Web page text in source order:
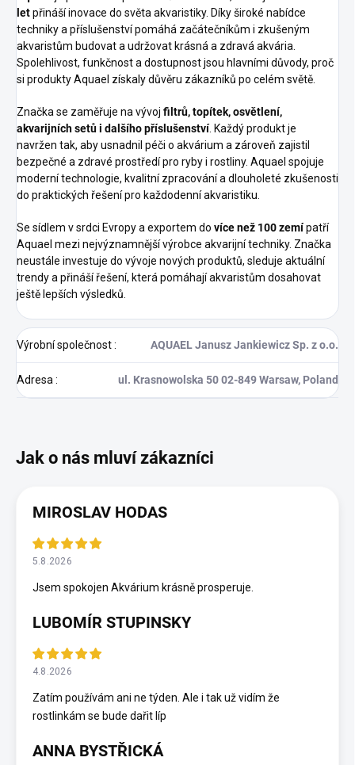
letpřináší inovace do světa akvaristiky. Díky široké nabídce
techniky a příslušenství pomáhá začátečníkům i zkušeným
akvaristům budovat a udržovat krásná a zdravá akvária.
Spolehlivost, funkčnost a dostupnost jsou hlavními důvody, proč
si produkty Aquael získaly důvěru zákazníků po celém světě.
Značka se zaměřuje na vývoj filtrů, topítek, osvětlení,
akvarijních setů i dalšího příslušenství. Každý produkt je
navržen tak, aby usnadnil péči o akvárium a zároveň zajistil
bezpečné a zdravé prostředí pro ryby i rostliny. Aquael spojuje
moderní technologie, kvalitní zpracování a dlouholeté zkušenosti
do praktických řešení pro každodenní akvaristiku.
Se sídlem v srdci Evropy a exportem do více než 100 zemípatří
Aquael mezi nejvýznamnější výrobce akvarijní techniky. Značka
neustále investuje do vývoje nových produktů, sleduje aktuální
trendy a přináší řešení, která pomáhají akvaristům dosahovat
ještě lepších výsledků.
Výrobní společnost: AQUAEL Janusz Jankiewicz Sp. z o.o.
Adresa : ul. Krasnowolska 50 02-849 Warsaw, Poland
MIROSLAV HODAS
5.8.2026
Jsem spokojen Akvárium krásně prosperuje.
LUBOMÍR STUPINSKY
4.8.2026
Zatím používám ani ne týden. Ale i tak už vidím že
rostlinkám se bude dařit líp
ANNA BYSTŘICKÁ